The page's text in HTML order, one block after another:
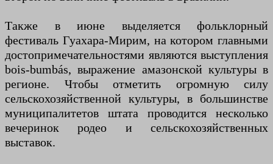
Также в июне выделяется фольклорный
фестиваль Гуахара-Мирим, на котором главными
достопримечательностями являются выступления
bois-bumbás, выражение амазонской культуры в
регионе. Чтобы отметить огромную силу
сельскохозяйственной культуры, в большинстве
муниципалитетов штата проводится несколько
вечеринок родео и сельскохозяйственных
выставок.